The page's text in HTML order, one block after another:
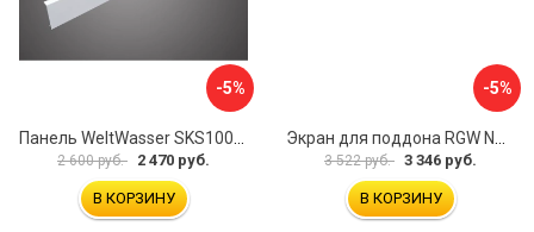
-5%
Панель WeltWasser SKS100-WT 10000004396
2 600 руб. 2 470 руб.
В КОРЗИНУ
-5%
Экран для поддона RGW NG-21 03231480-01
3 522 руб. 3 346 руб.
В КОРЗИНУ